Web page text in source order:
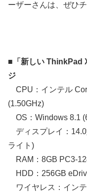
ーザーさんは、ぜひ
■「新しい ThinkPad
ジ
CPU：インテル
(1.50GHz)
OS：Windows 8.1
ディスプレイ：14.0
ライト)
RAM：8GB PC3-
HDD：256GB
ワイヤレス：イン